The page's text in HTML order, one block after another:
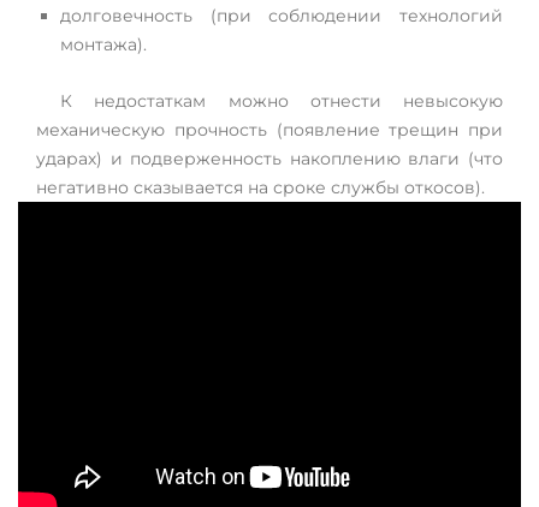
долговечность (при соблюдении технологий
монтажа).
К недостаткам можно отнести невысокую
механическую прочность (появление трещин при
ударах) и подверженность накоплению влаги (что
негативно сказывается на сроке службы откосов).